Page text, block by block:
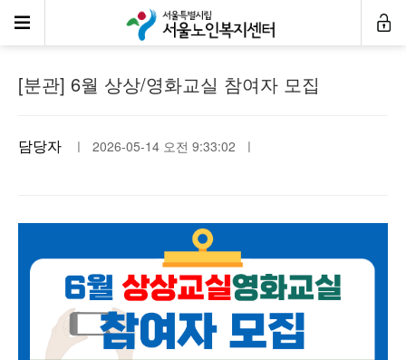
공지사항
[분관] 6월 상상/영화교실 참여자 모집
담당자 ㅣ 2026-05-14 오전 9:33:02 ㅣ